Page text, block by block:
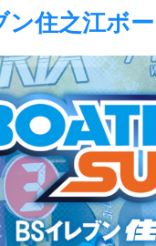
ン住之江ボ